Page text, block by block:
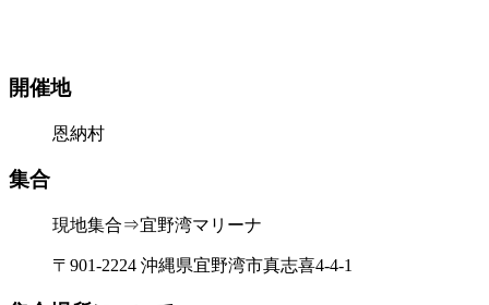
開催地
恩納村
集合
現地集合⇒宜野湾マリーナ
〒901-2224 沖縄県宜野湾市真志喜4-4-1